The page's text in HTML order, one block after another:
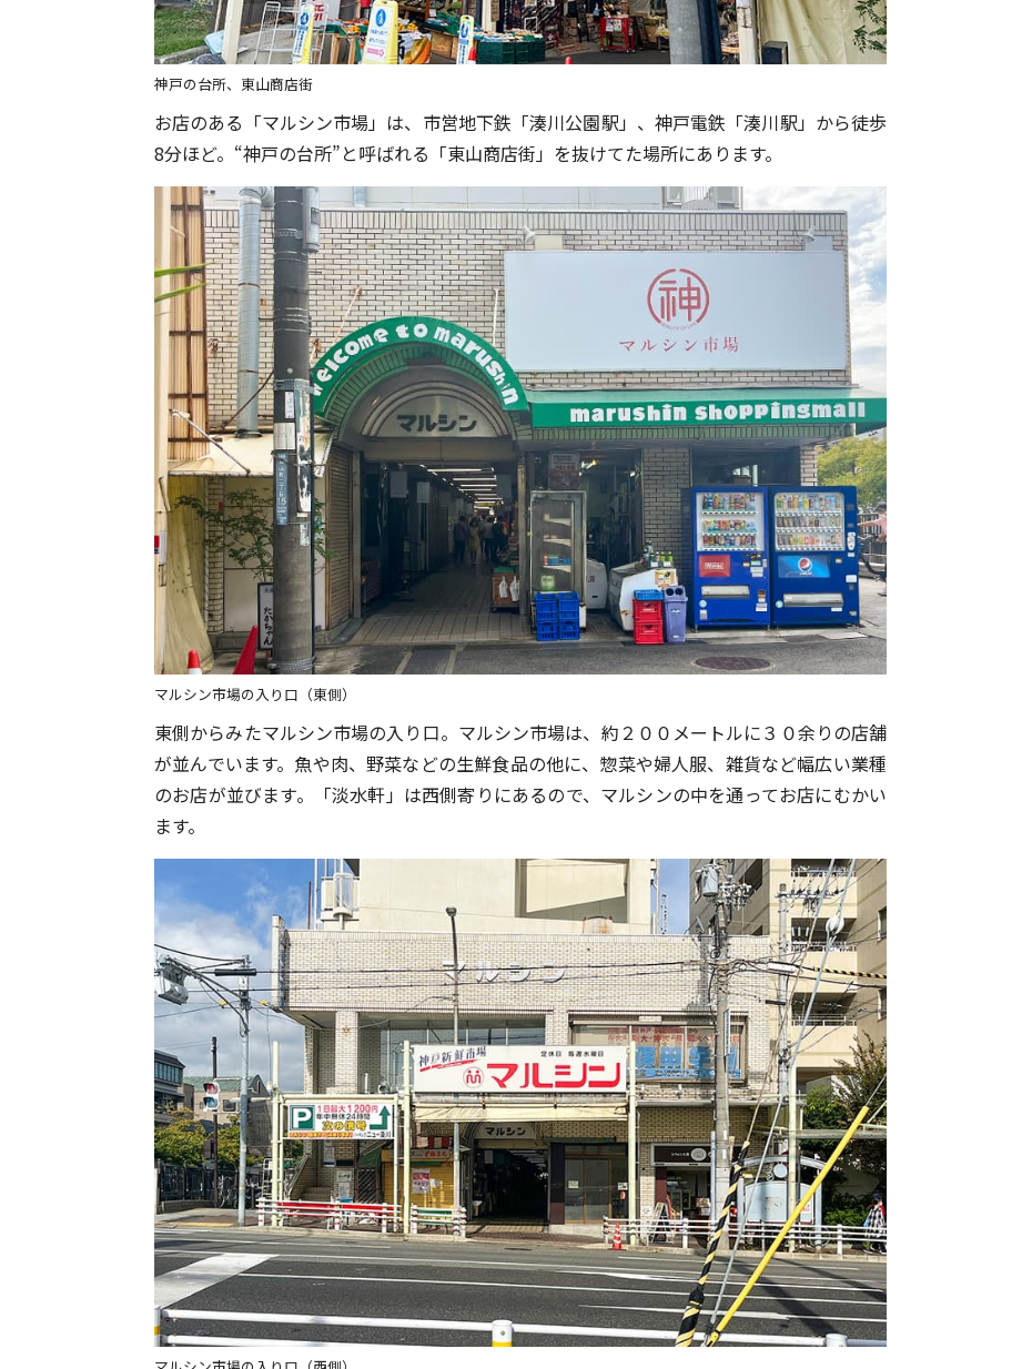
神戸の台所、東山商店街
お店のある「マルシン市場」は、市営地下鉄「湊川公園駅」、神戸電鉄「湊川駅」から徒歩
8分ほど。“神戸の台所”と呼ばれる「東山商店街」を抜けてた場所にあります。
マルシン市場の入り口（東側）
東側からみたマルシン市場の入り口。マルシン市場は、約２００メートルに３０余りの店舗
が並んでいます。魚や肉、野菜などの生鮮食品の他に、惣菜や婦人服、雑貨など幅広い業種
のお店が並びます。「淡水軒」は西側寄りにあるので、マルシンの中を通ってお店にむかい
ます。